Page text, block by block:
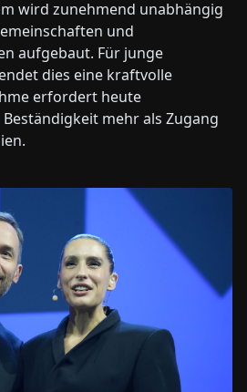
wird zunehmend unabhängig
und
aufgebaut. Für junge
dies eine kraftvolle
erfordert heute
mehr als Zugang